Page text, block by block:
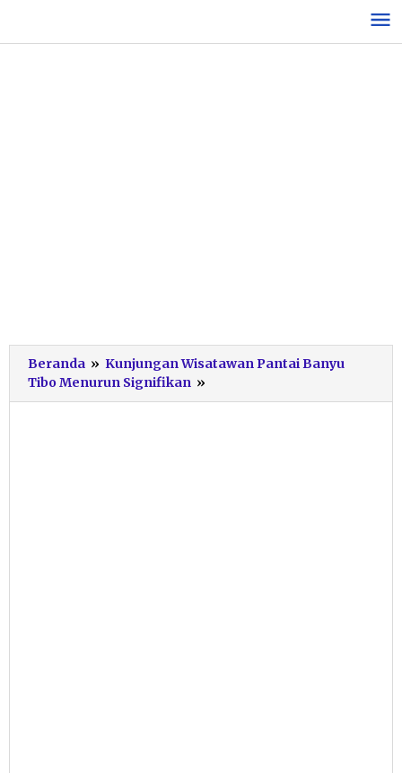
konten
Beranda » Kunjungan Wisatawan Pantai Banyu
Tibo Menurun Signifikan »